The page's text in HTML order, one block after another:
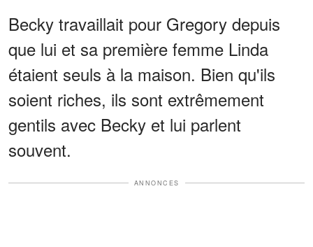
Becky travaillait pour Gregory depuis
que lui et sa première femme Linda
étaient seuls à la maison. Bien qu'ils
soient riches, ils sont extrêmement
gentils avec Becky et lui parlent
souvent.
ANNONCES